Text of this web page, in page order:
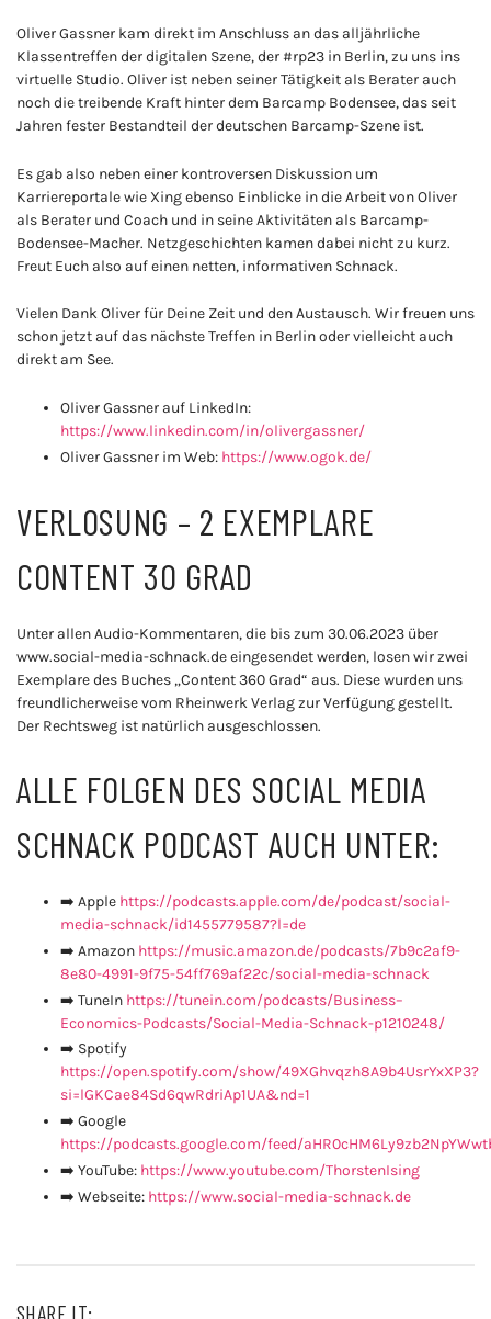
Oliver Gassner kam direkt im Anschluss an das alljährliche
Klassentreffen der digitalen Szene, der #rp23 in Berlin, zu uns ins
virtuelle Studio. Oliver ist neben seiner Tätigkeit als Berater auch
noch die treibende Kraft hinter dem Barcamp Bodensee, das seit
Jahren fester Bestandteil der deutschen Barcamp-Szene ist.
Es gab also neben einer kontroversen Diskussion um
Karriereportale wie Xing ebenso Einblicke in die Arbeit von Oliver
als Berater und Coach und in seine Aktivitäten als Barcamp-
Bodensee-Macher. Netzgeschichten kamen dabei nicht zu kurz.
Freut Euch also auf einen netten, informativen Schnack.
Vielen Dank Oliver für Deine Zeit und den Austausch. Wir freuen uns
schon jetzt auf das nächste Treffen in Berlin oder vielleicht auch
direkt am See.
Oliver Gassner auf LinkedIn:
https://www.linkedin.com/in/olivergassner/
Oliver Gassner im Web: https://www.ogok.de/
VERLOSUNG – 2 EXEMPLARE
CONTENT 30 GRAD
Unter allen Audio-Kommentaren, die bis zum 30.06.2023 über
www.social-media-schnack.de eingesendet werden, losen wir zwei
Exemplare des Buches „Content 360 Grad“ aus. Diese wurden uns
freundlicherweise vom Rheinwerk Verlag zur Verfügung gestellt.
Der Rechtsweg ist natürlich ausgeschlossen.
ALLE FOLGEN DES SOCIAL MEDIA
SCHNACK PODCAST AUCH UNTER:
➡️ Apple https://podcasts.apple.com/de/podcast/social-
media-schnack/id1455779587?l=de
➡️ Amazon https://music.amazon.de/podcasts/7b9c2af9-
8e80-4991-9f75-54ff769af22c/social-media-schnack
➡️ TuneIn https://tunein.com/podcasts/Business–
Economics-Podcasts/Social-Media-Schnack-p1210248/
➡️ Spotify
https://open.spotify.com/show/49XGhvqzh8A9b4UsrYxXP3?
si=lGKCae84Sd6qwRdriAp1UA&nd=1
➡️ Google
https://podcasts.google.com/feed/
➡️ YouTube: https://www.youtube.com/ThorstenIsing
➡️ Webseite: https://www.social-media-schnack.de
SHARE IT: